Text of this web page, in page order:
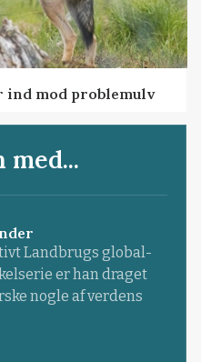
mod problemulv
Landbrugs global-
er han draget
nogle af verdens